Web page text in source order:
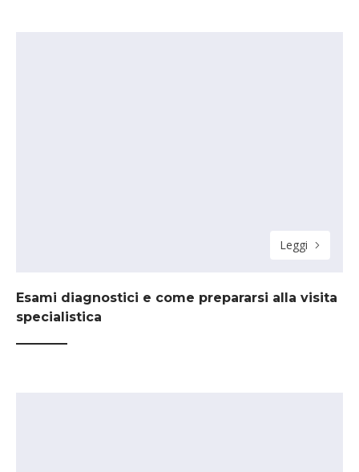
Leggi
Esami diagnostici e come prepararsi alla visita
specialistica